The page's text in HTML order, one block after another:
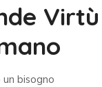
Virtù
bisogno